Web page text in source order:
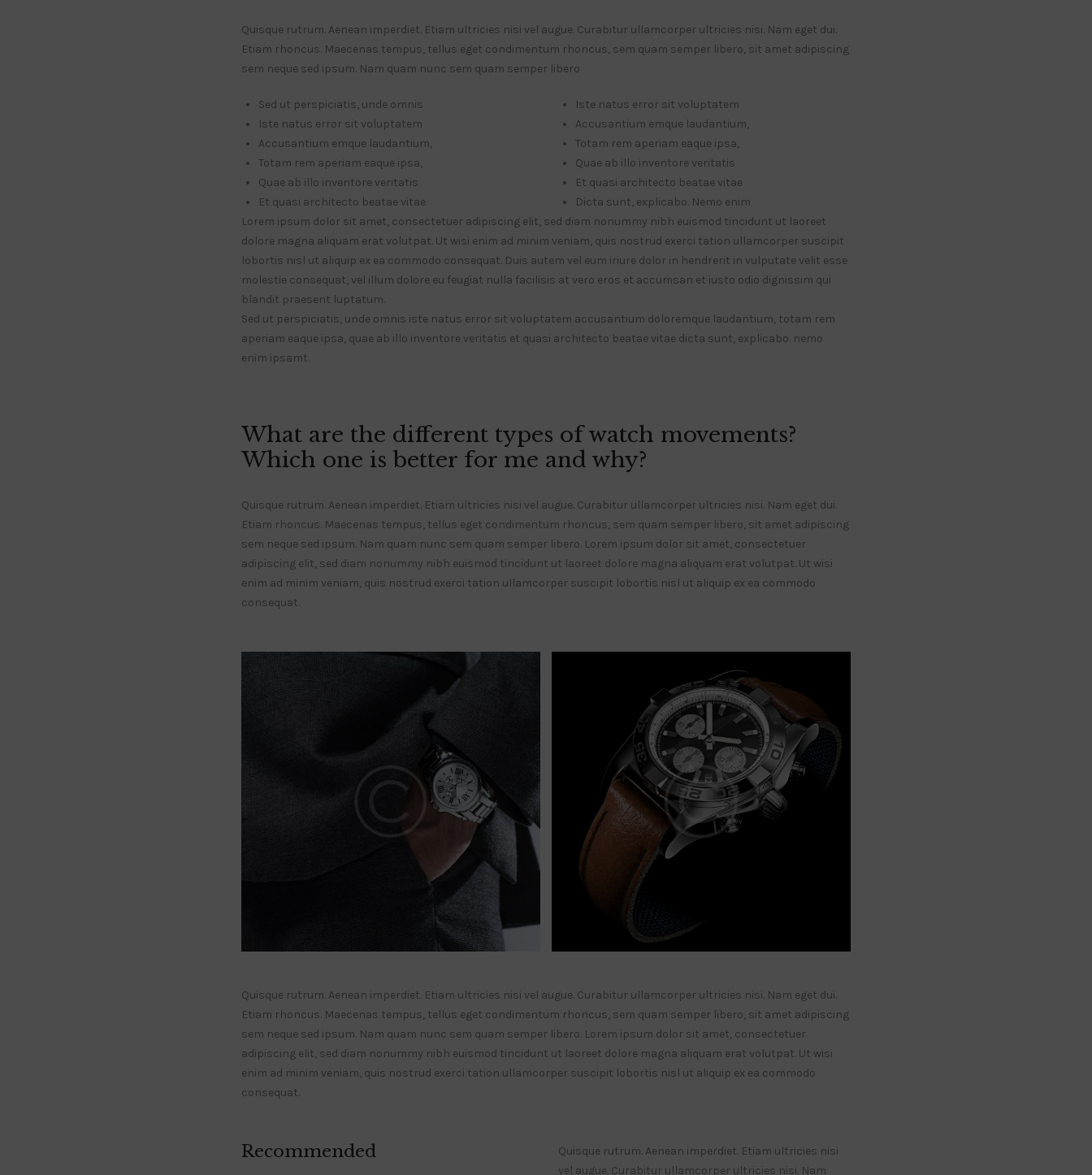
Quisque rutrum. Aenean imperdiet. Etiam ultricies nisi vel augue. Curabitur ullamcorper ultricies nisi. Nam eget dui.
Etiam rhoncus. Maecenas tempus, tellus eget condimentum rhoncus, sem quam semper libero, sit amet adipiscing
sem neque sed ipsum. Nam quam nunc sem quam semper libero
Sed ut perspiciatis, unde omnis
Iste natus error sit voluptatem
Accusantium emque laudantium,
Totam rem aperiam eaque ipsa,
Quae ab illo inventore veritatis
Et quasi architecto beatae vitae
Iste natus error sit voluptatem
Accusantium emque laudantium,
Totam rem aperiam eaque ipsa,
Quae ab illo inventore veritatis
Et quasi architecto beatae vitae
Dicta sunt, explicabo. Nemo enim
Lorem ipsum dolor sit amet, consectetuer adipiscing elit, sed diam nonummy nibh euismod tincidunt ut laoreet
dolore magna aliquam erat volutpat. Ut wisi enim ad minim veniam, quis nostrud exerci tation ullamcorper suscipit
lobortis nisl ut aliquip ex ea commodo consequat. Duis autem vel eum iriure dolor in hendrerit in vulputate velit esse
molestie consequat, vel illum dolore eu feugiat nulla facilisis at vero eros et accumsan et iusto odio dignissim qui
blandit praesent luptatum.
Sed ut perspiciatis, unde omnis iste natus error sit voluptatem accusantium doloremque laudantium, totam rem
aperiam eaque ipsa, quae ab illo inventore veritatis et quasi architecto beatae vitae dicta sunt, explicabo. nemo
enim ipsamt.
What are the different types of watch movements?
Which one is better for me and why?
Quisque rutrum. Aenean imperdiet. Etiam ultricies nisi vel augue. Curabitur ullamcorper ultricies nisi. Nam eget dui.
Etiam rhoncus. Maecenas tempus, tellus eget condimentum rhoncus, sem quam semper libero, sit amet adipiscing
sem neque sed ipsum. Nam quam nunc sem quam semper libero. Lorem ipsum dolor sit amet, consectetuer
adipiscing elit, sed diam nonummy nibh euismod tincidunt ut laoreet dolore magna aliquam erat volutpat. Ut wisi
enim ad minim veniam, quis nostrud exerci tation ullamcorper suscipit lobortis nisl ut aliquip ex ea commodo
consequat.
Quisque rutrum. Aenean imperdiet. Etiam ultricies nisi vel augue. Curabitur ullamcorper ultricies nisi. Nam eget dui.
Etiam rhoncus. Maecenas tempus, tellus eget condimentum rhoncus, sem quam semper libero, sit amet adipiscing
sem neque sed ipsum. Nam quam nunc sem quam semper libero. Lorem ipsum dolor sit amet, consectetuer
adipiscing elit, sed diam nonummy nibh euismod tincidunt ut laoreet dolore magna aliquam erat volutpat. Ut wisi
enim ad minim veniam, quis nostrud exerci tation ullamcorper suscipit lobortis nisl ut aliquip ex ea commodo
consequat.
Recommended
Quisque rutrum. Aenean imperdiet. Etiam ultricies nisi
vel augue. Curabitur ullamcorper ultricies nisi. Nam